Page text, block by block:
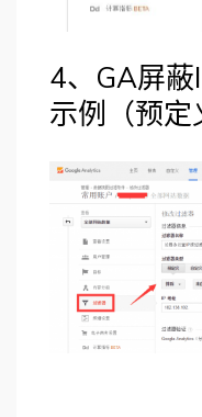
4、GA屏蔽
示例（预定